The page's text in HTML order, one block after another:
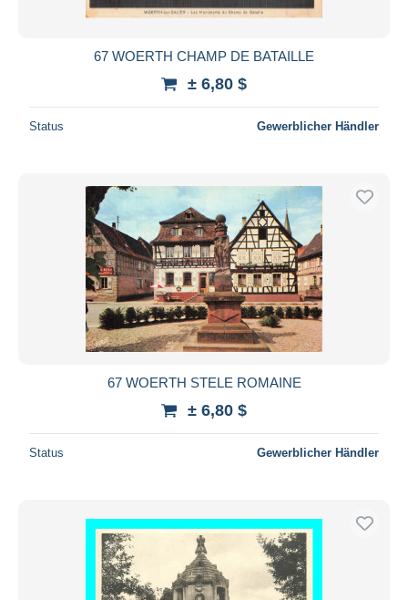
67 WOERTH CHAMP DE BATAILLE
± 6,80 $
Status Gewerblicher Händler
67 WOERTH STELE ROMAINE
± 6,80 $
Status Gewerblicher Händler